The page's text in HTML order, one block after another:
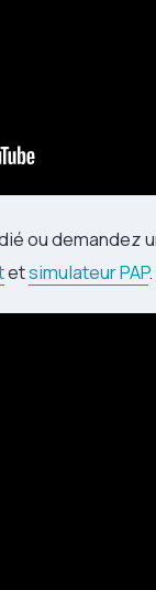
ou demandez
etsimulateur PAP.